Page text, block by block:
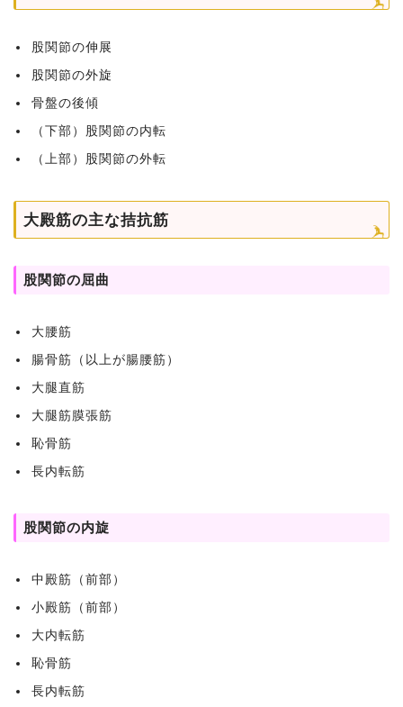
股関節の伸展
股関節の外旋
骨盤の後傾
（下部）股関節の内転
（上部）股関節の外転
大殿筋の主な拮抗筋
股関節の屈曲
大腰筋
腸骨筋（以上が腸腰筋）
大腿直筋
大腿筋膜張筋
恥骨筋
長内転筋
股関節の内旋
中殿筋（前部）
小殿筋（前部）
大内転筋
恥骨筋
長内転筋